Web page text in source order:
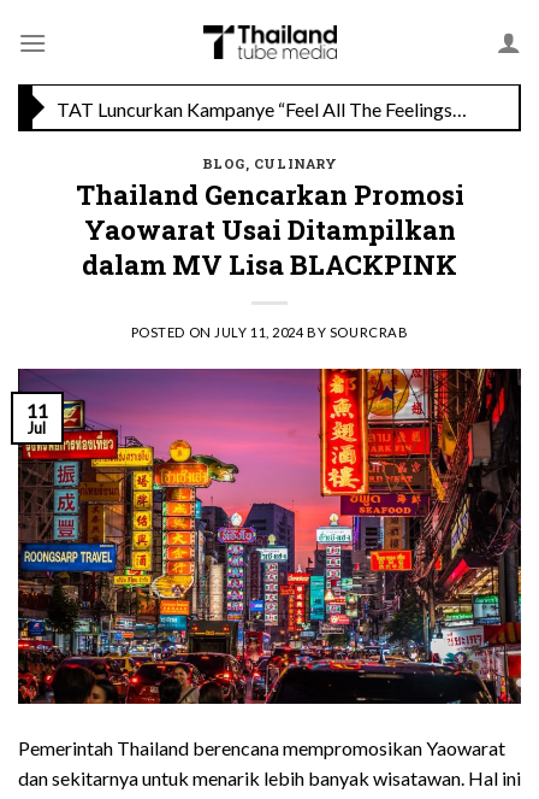
TAT Luncurkan Kampanye “Feel All The Feelings” dengan Lalisa LISA Manobal untuk Promosikan Pariwisata Berkualitas Thailand
BLOG, CULINARY
Thailand Gencarkan Promosi
Yaowarat Usai Ditampilkan
dalam MV Lisa BLACKPINK
POSTED ON JULY 11, 2024BY SOURCRAB
11
Jul
Pemerintah Thailand berencana mempromosikan Yaowarat
dan sekitarnya untuk menarik lebih banyak wisatawan. Hal ini